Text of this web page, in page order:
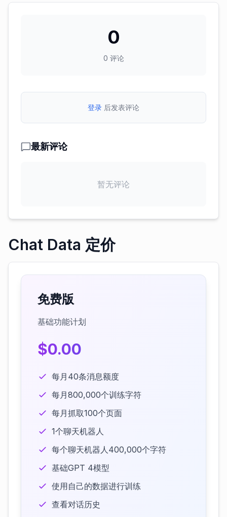
0
0 评论
登录 后发表评论
最新评论
暂无评论
Chat Data 定价
免费版
基础功能计划
$0.00
每月40条消息额度
每月800,000个训练字符
每月抓取100个页面
1个聊天机器人
每个聊天机器人400,000个字符
基础GPT 4模型
使用自己的数据进行训练
查看对话历史